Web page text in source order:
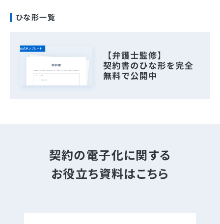
ひな形一覧
契約の電子化に関する
お役立ち資料はこちら